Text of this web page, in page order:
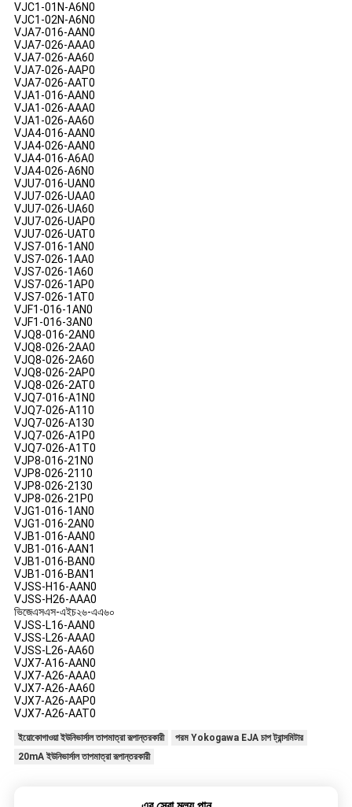
VJC1-01N-A6N0
VJC1-02N-A6N0
VJA7-016-AAN0
VJA7-026-AAA0
VJA7-026-AA60
VJA7-026-AAP0
VJA7-026-AAT0
VJA1-016-AAN0
VJA1-026-AAA0
VJA1-026-AA60
VJA4-016-AAN0
VJA4-026-AAN0
VJA4-016-A6A0
VJA4-026-A6N0
VJU7-016-UAN0
VJU7-026-UAA0
VJU7-026-UA60
VJU7-026-UAP0
VJU7-026-UAT0
VJS7-016-1AN0
VJS7-026-1AA0
VJS7-026-1A60
VJS7-026-1AP0
VJS7-026-1AT0
VJF1-016-1AN0
VJF1-016-3AN0
VJQ8-016-2AN0
VJQ8-026-2AA0
VJQ8-026-2A60
VJQ8-026-2AP0
VJQ8-026-2AT0
VJQ7-016-A1N0
VJQ7-026-A110
VJQ7-026-A130
VJQ7-026-A1P0
VJQ7-026-A1T0
VJP8-016-21N0
VJP8-026-2110
VJP8-026-2130
VJP8-026-21P0
VJG1-016-1AN0
VJG1-016-2AN0
VJB1-016-AAN0
VJB1-016-AAN1
VJB1-016-BAN0
VJB1-016-BAN1
VJSS-H16-AAN0
VJSS-H26-AAA0
ভিজেএসএস-এইচ২৬-এএ৬০
VJSS-L16-AAN0
VJSS-L26-AAA0
VJSS-L26-AA60
VJX7-A16-AAN0
VJX7-A26-AAA0
VJX7-A26-AA60
VJX7-A26-AAP0
VJX7-A26-AAT0
ইয়োকোগাওয়া ইউনিভার্সাল তাপমাত্রা রূপান্তরকারী
পরম Yokogawa EJA চাপ ট্রান্সমিটার
20mA ইউনিভার্সাল তাপমাত্রা রূপান্তরকারী